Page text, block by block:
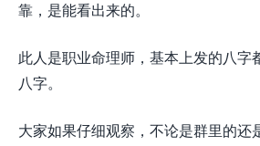
靠，是能看出来的。
此人是职业命理师，基本上发的八字
八字。
大家如果仔细观察，不论是群里的还